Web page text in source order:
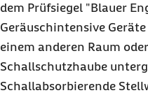
dem Prüfsiegel "Blauer
Geräuschintensive
einem anderen Raum
Schallschutzhaube
Schallabsorbierende